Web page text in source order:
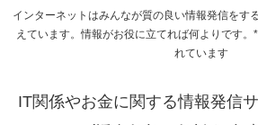
インターネットはみんなが質の良い情報発信をす
えています。情報がお役に立てれば何よりです
れています
IT関係やお金に関する情報発信